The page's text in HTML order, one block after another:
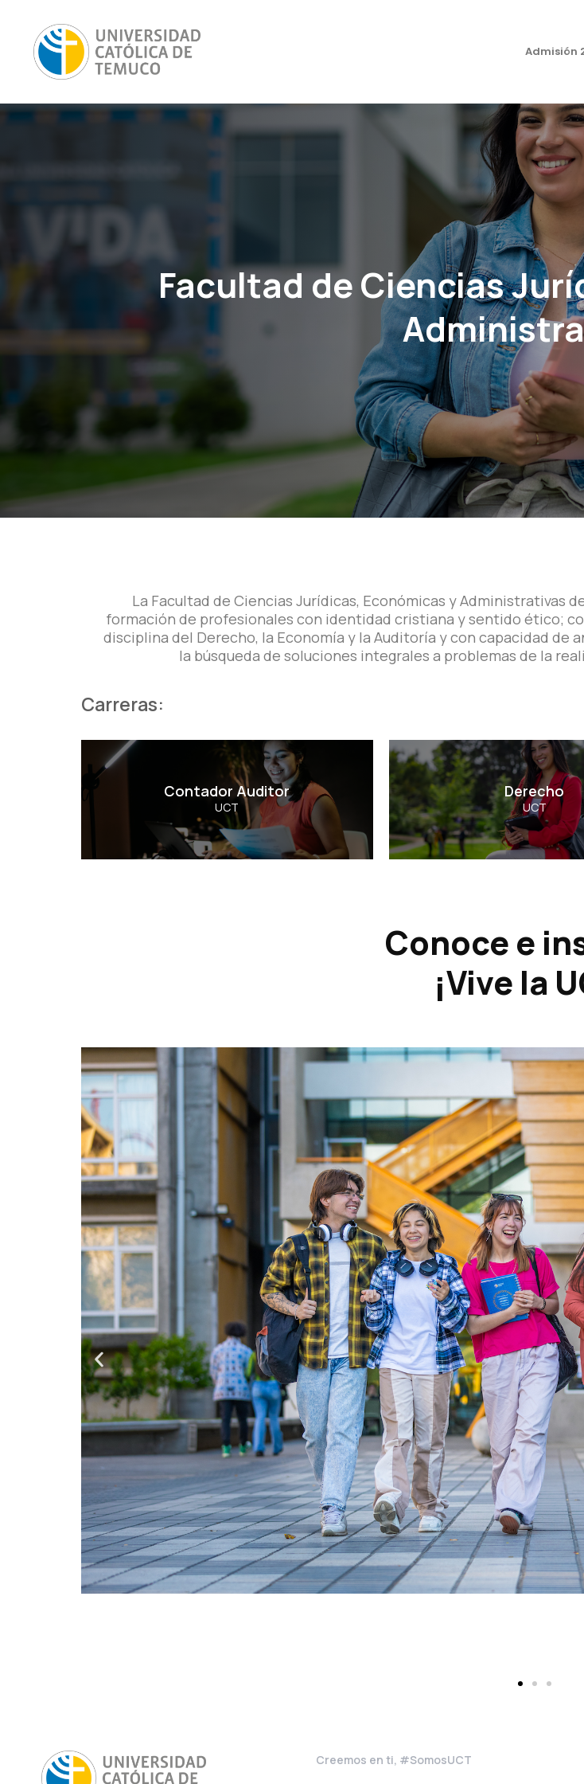
Admisión
Facultad de Ciencias
La Facultad de Ciencias Jurídicas, Económicas y Administrativas
formación de profesionales con identidad cristiana y sentido ético;
disciplina del Derecho, la Economía y la Auditoría y con capacidad
la búsqueda de soluciones integrales a problemas de la
Carreras:
Contador Auditor
UCT
Contador Auditor
Ver Carrera
Derecho
UCT
Derecho
Ver Carrera
Conoce e
¡Vive la
Creemos en ti, #SomosUCT